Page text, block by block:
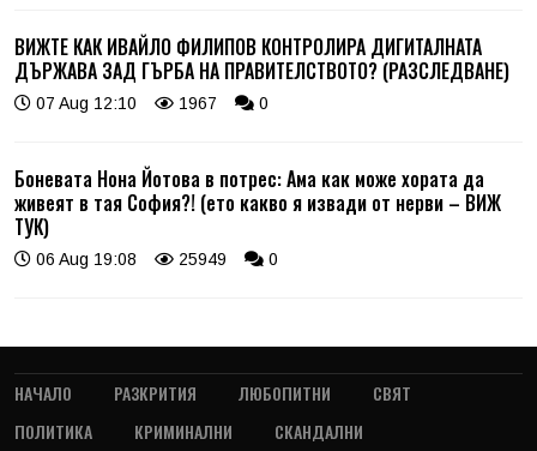
ВИЖТЕ КАК ИВАЙЛО ФИЛИПОВ КОНТРОЛИРА ДИГИТАЛНАТА
ДЪРЖАВА ЗАД ГЪРБА НА ПРАВИТЕЛСТВОТО? (РАЗСЛЕДВАНЕ)
07 Aug 12:10 1967 0
Боневата Нона Йотова в потрес: Ама как може хората да
живеят в тая София?! (ето какво я извади от нерви – ВИЖ
ТУК)
06 Aug 19:08 25949 0
НАЧАЛО РАЗКРИТИЯ ЛЮБОПИТНИ
СВЯТ
ПОЛИТИКА
КРИМИНАЛНИ
СКАНДАЛНИ